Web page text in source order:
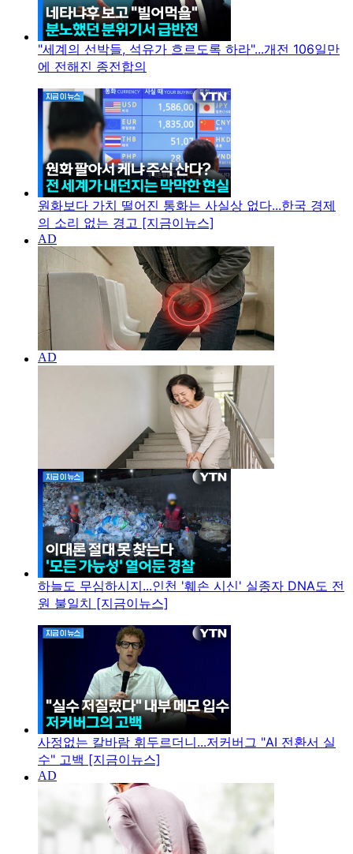
"세계의 선박들, 석유가 흐르도록 하라"...개전 106일만
에 전해진 종전합의
원화보다 가치 떨어진 통화는 사실상 없다...한국 경제
의 소리 없는 경고 [지금이뉴스]
하늘도 무심하시지...인천 '훼손 시신' 실종자 DNA도 전
원 불일치 [지금이뉴스]
사정없는 칼바람 휘두르더니...저커버그 "AI 전환서 실
수" 고백 [지금이뉴스]